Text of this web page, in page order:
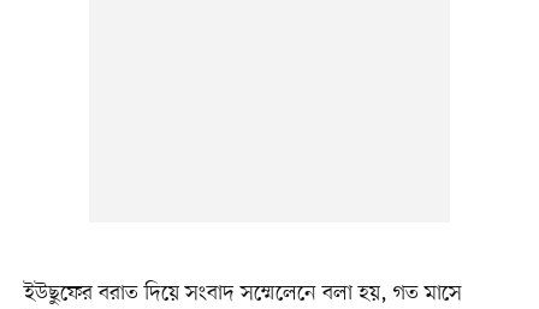
ইউছুফের বরাত দিয়ে সংবাদ সম্মেলেনে বলা হয়, গত মাসে